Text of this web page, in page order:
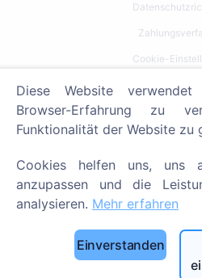
Cookie-
Suche
Bestattete
Kontakt
SIA "CEMETY",
Diese Website
Browser-Erfahrung zu
Funktionalität der Website zu
Cookies helfen uns, uns
anzupassen und die
analysieren. Mehr erfahren
Einverstanden